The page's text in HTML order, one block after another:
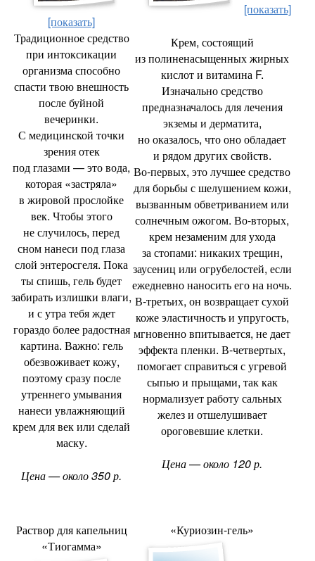
[показать]
Традиционное средство
при интоксикации
организма способно
спасти твою внешность
после буйной
вечеринки.
С медицинской точки
зрения отек
под глазами — это вода,
которая «застряла»
в жировой прослойке
век. Чтобы этого
не случилось, перед
сном нанеси под глаза
слой энтеросгеля. Пока
ты спишь, гель будет
забирать излишки влаги,
и с утра тебя ждет
гораздо более радостная
картина. Важно: гель
обезвоживает кожу,
поэтому сразу после
утреннего умывания
нанеси увлажняющий
крем для век или сделай
маску.
Цена — около 350 р.
[показать]
Крем, состоящий
из полиненасыщенных жирных
кислот и витамина F.
Изначально средство
предназначалось для лечения
экземы и дерматита,
но оказалось, что оно обладает
и рядом других свойств.
Во‑первых, это лучшее средство
для борьбы с шелушением кожи,
вызванным обветриванием или
солнечным ожогом. Во‑вторых,
крем незаменим для ухода
за стопами: никаких трещин,
заусениц или огрубелостей, если
ежедневно наносить его на ночь.
В-третьих, он возвращает сухой
коже эластичность и упругость,
мгновенно впитывается, не дает
эффекта пленки. В-четвертых,
помогает справиться с угревой
сыпью и прыщами, так как
нормализует работу сальных
желез и отшелушивает
ороговевшие клетки.
Цена — около 120 р.
Раствор для капельниц
«Тиогамма»
«Куриозин-гель»